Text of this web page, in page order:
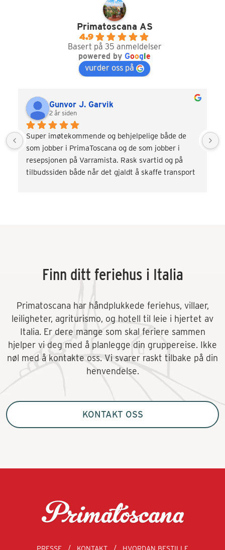
Primatoscana AS
4.9
Basert på 35 anmeldelser
powered by Google
vurder oss på
Gunvor J. Garvik
2 år siden
Super imøtekommende og behjelpelige både de
som jobber i PrimaToscana og de som jobber i
resepsjonen på Varramista. Rask svartid og på
tilbudssiden både når det gjaldt å skaffe transport
Finn ditt feriehus i Italia
Primatoscana har håndplukkede feriehus, villaer,
leiligheter, agriturismo, og hotell til leie i hjertet av
Italia. Er dere mange som skal feriere sammen
hjelper vi deg med å planlegge din gruppereise. Ikke
nøl med å kontakte oss. Vi svarer raskt tilbake på din
henvendelse.
KONTAKT OSS